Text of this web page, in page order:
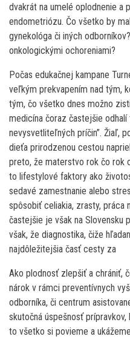
dvakrát na umelé oplodnenie a
endometriózu. Čo všetko by
gynekológa či iných
onkologickými ochoreniami?
Počas edukačnej kampane
veľkým prekvapením nad tým,
tým, čo všetko dnes možno
medicína čoraz častejšie odhalí
nevysvetliteľných príčin”. Žiaľ,
dieťa prirodzenou cestou
preto, že materstvo rok čo rok
to lifestylové faktory ako
sedavé zamestnanie alebo
spôsobiť celiakia, zrasty, práca
častejšie je však na Slovensku
však, že diagnostika, čiže
najdôležitejšia časť cesty za
Ako plodnosť zlepšiť a chrániť,
nárok v rámci preventívnych
odborníka, či centrum
skutočná úspešnosť
to všetko si povieme a